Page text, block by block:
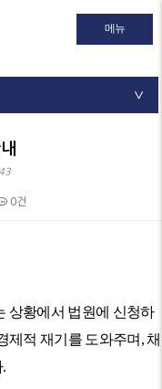
메뉴
∨
0건
상황에서 법원에 신청하
제적 재기를 도와주며 , 채
.